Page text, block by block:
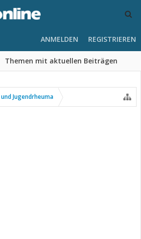
Themen mit aktuellen Beiträgen
ANMELDEN REGISTRIEREN
Jugendrheuma